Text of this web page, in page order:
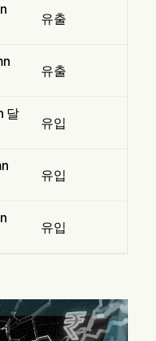
유출
유출
달
유입
유입
유입